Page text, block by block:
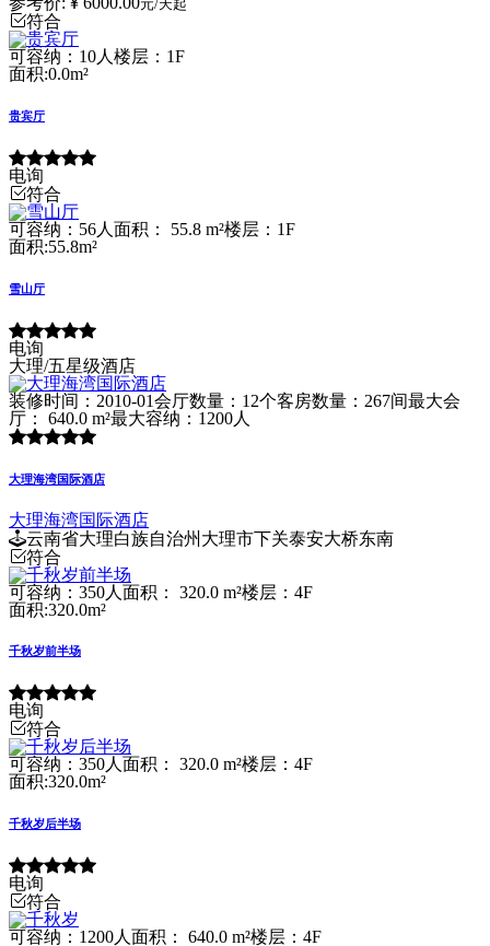
元/天起
符合
可容纳：10人 楼层：1F
面积:0.0m²
贵宾厅
电询
符合
可容纳：56人 面积： 55.8 m²楼层：1F
面积:55.8m²
雪山厅
电询
大理/五星级酒店
装修时间：2010-01会厅数量：12个客房数量：267间最大会
厅： 640.0 m²最大容纳：1200人
大理海湾国际酒店
大理海湾国际酒店
云南省大理白族自治州大理市下关泰安大桥东南
符合
可容纳：350人 面积： 320.0 m²楼层：4F
面积:320.0m²
千秋岁前半场
电询
符合
可容纳：350人面积： 320.0 m²楼层：4F
面积:320.0m²
千秋岁后半场
电询
符合
可容纳：1200人 面积： 640.0 m²楼层：4F